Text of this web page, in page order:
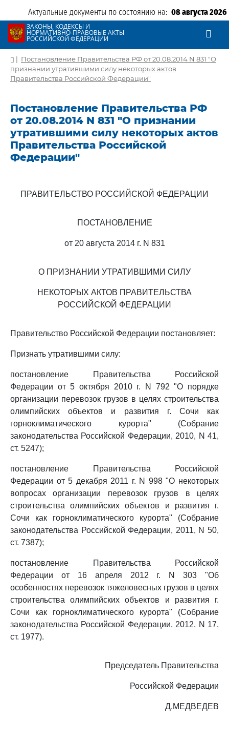
Актуальные документы по состоянию на: 08 августа 2026
ЗАКОНЫ, КОДЕКСЫ И
НОРМАТИВНО-ПРАВОВЫЕ АКТЫ
РОССИЙСКОЙ ФЕДЕРАЦИИ
| Постановление Правительства РФ от 20.08.2014 N 831 "О
признании утратившими силу некоторых актов
Правительства Российской Федерации"
Постановление Правительства РФ
от 20.08.2014 N 831 "О признании
утратившими силу некоторых актов
Правительства Российской
Федерации"
ПРАВИТЕЛЬСТВО РОССИЙСКОЙ ФЕДЕРАЦИИ
ПОСТАНОВЛЕНИЕ
от 20 августа 2014 г. N 831
О ПРИЗНАНИИ УТРАТИВШИМИ СИЛУ
НЕКОТОРЫХ АКТОВ ПРАВИТЕЛЬСТВА
РОССИЙСКОЙ ФЕДЕРАЦИИ
Правительство Российской Федерации постановляет:
Признать утратившими силу:
постановление Правительства Российской
Федерации от 5 октября 2010 г. N 792 "О порядке
организации перевозок грузов в целях строительства
олимпийских объектов и развития г. Сочи как
горноклиматического курорта" (Собрание
законодательства Российской Федерации, 2010, N 41,
ст. 5247);
постановление Правительства Российской
Федерации от 5 декабря 2011 г. N 998 "О некоторых
вопросах организации перевозок грузов в целях
строительства олимпийских объектов и развития г.
Сочи как горноклиматического курорта" (Собрание
законодательства Российской Федерации, 2011, N 50,
ст. 7387);
постановление Правительства Российской
Федерации от 16 апреля 2012 г. N 303 "Об
особенностях перевозок тяжеловесных грузов в целях
строительства олимпийских объектов и развития г.
Сочи как горноклиматического курорта" (Собрание
законодательства Российской Федерации, 2012, N 17,
ст. 1977).
Председатель Правительства
Российской Федерации
Д.МЕДВЕДЕВ